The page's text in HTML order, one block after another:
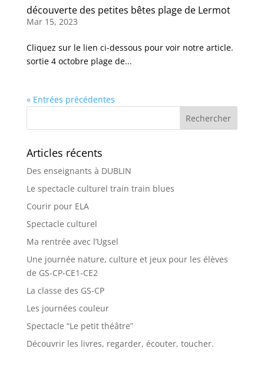
découverte des petites bêtes plage de Lermot
Mar 15, 2023
Cliquez sur le lien ci-dessous pour voir notre article.
sortie 4 octobre plage de...
« Entrées précédentes
Articles récents
Des enseignants à DUBLIN
Le spectacle culturel train train blues
Courir pour ELA
Spectacle culturel
Ma rentrée avec l’Ugsel
Une journée nature, culture et jeux pour les élèves
de GS-CP-CE1-CE2
La classe des GS-CP
Les journées couleur
Spectacle “Le petit théâtre”
Découvrir les livres, regarder, écouter, toucher.